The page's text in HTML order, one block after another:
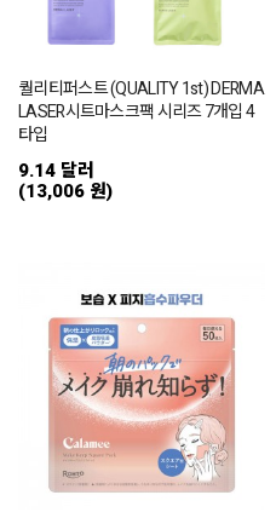
퀄리티퍼스트 (QUALITY 1st) DERMA
LASER시트마스크팩 시리즈 7개입 4
타입
9.14 달러
(13,006 원)